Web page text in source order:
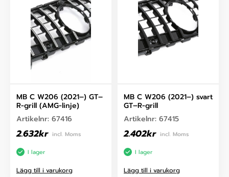
MB C W206 (2021–) GT–
R-grill (AMG-linje)
Artikelnr: 67416
2.632kr incl. Moms
I lager
Lägg till i varukorg
MB C W206 (2021–) svart
GT–R-grill
Artikelnr: 67415
2.402kr incl. Moms
I lager
Lägg till i varukorg